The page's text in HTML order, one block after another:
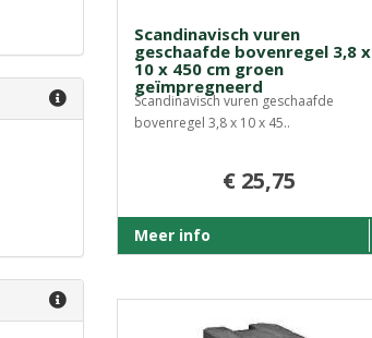
Scandinavisch vuren
geschaafde bovenregel 3,8 x
10 x 450 cm groen
geïmpregneerd
Scandinavisch vuren geschaafde
bovenregel 3,8 x 10 x 45..
€ 25,75
Meer info